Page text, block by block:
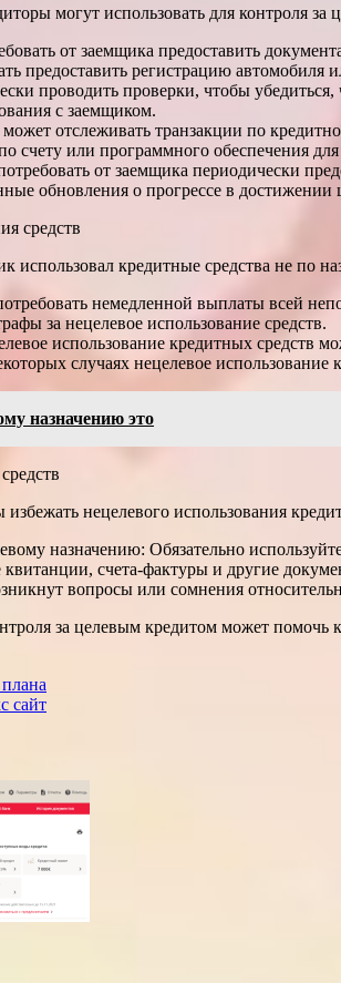
могут использовать для контроля за
от заемщика предоставить
предоставить регистрацию автомобиля
проводить проверки, чтобы
с заемщиком.
отслеживать транзакции по
счету или программного обеспечения
от заемщика периодически
обновления о прогрессе в достижении
средств
использовал кредитные средства не по
немедленной выплаты всей
за нецелевое использование средств.
использование кредитных средств
случаях нецелевое
назначению это
нецелевого использования
назначению: Обязательно
счета-фактуры и другие
вопросы или сомнения
за целевым кредитом может помочь
сайт